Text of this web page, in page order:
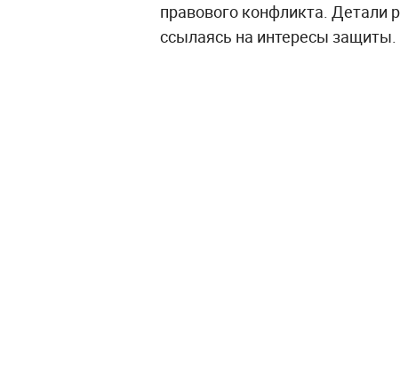
правового конфликта. Детали
ссылаясь на интересы защиты.